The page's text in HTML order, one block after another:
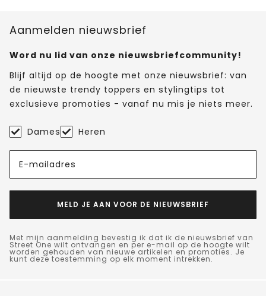
Aanmelden nieuwsbrief
Word nu lid van onze nieuwsbriefcommunity!
Blijf altijd op de hoogte met onze nieuwsbrief: van
de nieuwste trendy toppers en stylingtips tot
exclusieve promoties - vanaf nu mis je niets meer.
Dames Heren
E-mailadres
MELD JE AAN VOOR DE NIEUWSBRIEF
Met mijn aanmelding bevestig ik dat ik de nieuwsbrief van
Street One wilt ontvangen en per e-mail op de hoogte wilt
worden gehouden van nieuwe artikelen en promoties. Je
kunt deze toestemming op elk moment intrekken.